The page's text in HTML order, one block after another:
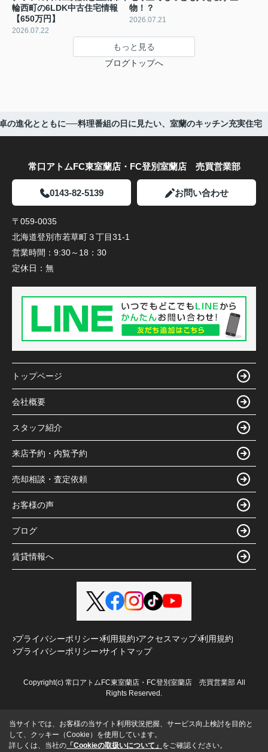
輪西町の6LDK中古住宅情報
【650万円】
2026.07.22
物！？
2026.07.21
もっと見る
ブログトップへ
の進化とともに──料理番組の日に見たい、室蘭のキッチン充実住宅
常口アトムFC東室蘭店・FC登別室蘭店 売買営業部
0143-82-5139 お問い合わせ
〒059-0035
北海道登別市若草町３丁目31-1
営業時間： 9:30～18：30
定休日： 無
トップページ
会社概要
スタッフ紹介
来店予約・内覧予約
売却相談・査定依頼
お客様の声
ブログ
賃貸情報へ
プライバシーポリシー 利用規約 アクセスマップ 利用規約
プライバシーポリシー サイトマップ
Copyright(c) 常口アトムFC東室蘭店・FC登別室蘭店 売買営業部 All
Rights Reserved.
当サイトでは、お客様の当サイト利用状況把握、サービス向上検討を目的と
して、クッキー（Cookie）を使用しています。
詳しくは、当社の 「Cookieの取扱いについて」 をご確認ください。